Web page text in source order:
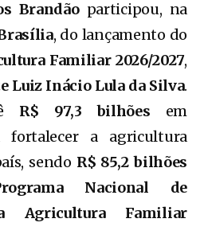
Brandãoparticipou, na
, do lançamento do
Familiar 2026/2027,
Luiz Inácio Lula da Silva.
R$ 97,3 bilhões em
fortalecer a agricultura
sendo R$ 85,2 bilhões
Nacional de
Agricultura Familiar